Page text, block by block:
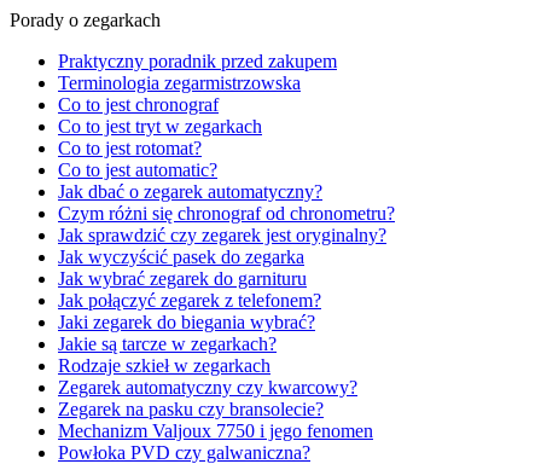
Porady o zegarkach
Praktyczny poradnik przed zakupem
Terminologia zegarmistrzowska
Co to jest chronograf
Co to jest tryt w zegarkach
Co to jest rotomat?
Co to jest automatic?
Jak dbać o zegarek automatyczny?
Czym różni się chronograf od chronometru?
Jak sprawdzić czy zegarek jest oryginalny?
Jak wyczyścić pasek do zegarka
Jak wybrać zegarek do garnituru
Jak połączyć zegarek z telefonem?
Jaki zegarek do biegania wybrać?
Jakie są tarcze w zegarkach?
Rodzaje szkieł w zegarkach
Zegarek automatyczny czy kwarcowy?
Zegarek na pasku czy bransolecie?
Mechanizm Valjoux 7750 i jego fenomen
Powłoka PVD czy galwaniczna?